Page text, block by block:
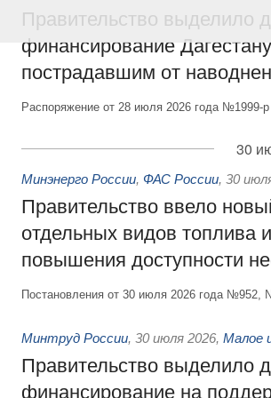
Правительство выделило
финансирование
пострадавшим от
Распоряжение от 28 июля 2026 года №1999-
30
Минэнерго России, ФАС России, 30
Правительство ввело
отдельных видов топлива
повышения доступности
Постановления от 30 июля 2026 года
Минтруд России, 30 июля 2026, Малое
Правительство выделило
финансирование на